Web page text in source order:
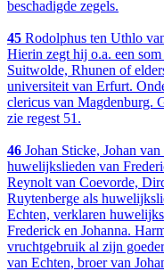
beschadigde zegels.
45 Rodolphus ten Uthlo
Hierin zegt hij o.a. een
Suitwolde, Rhunen of
universiteit van Erfurt.
clericus van Magdenburg.
zie regest 51.
46 Johan Sticke, Johan
huwelijkslieden van
Reynolt van Coevorde,
Ruytenberge als
Echten, verklaren
Frederick en Johanna.
vruchtgebruik al zijn
van Echten, broer van